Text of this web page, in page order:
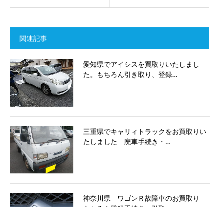
関連記事
愛知県でアイシスを買取りいたしまし
た。もちろん引き取り、登録…
三重県でキャリィトラックをお買取りい
たしました 廃車手続き・…
神奈川県 ワゴンＲ故障車のお買取り